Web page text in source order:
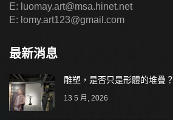
E: luomay.art@msa.hinet.net
E: lomy.art123@gmail.com
最新消息
雕塑，是否只是形體的堆疊？
13 5 月, 2026